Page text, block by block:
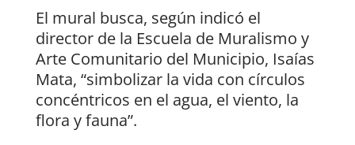
El mural busca, según indicó el
director de la Escuela de Muralismo y
Arte Comunitario del Municipio, Isaías
Mata, “simbolizar la vida con círculos
concéntricos en el agua, el viento, la
flora y fauna”.